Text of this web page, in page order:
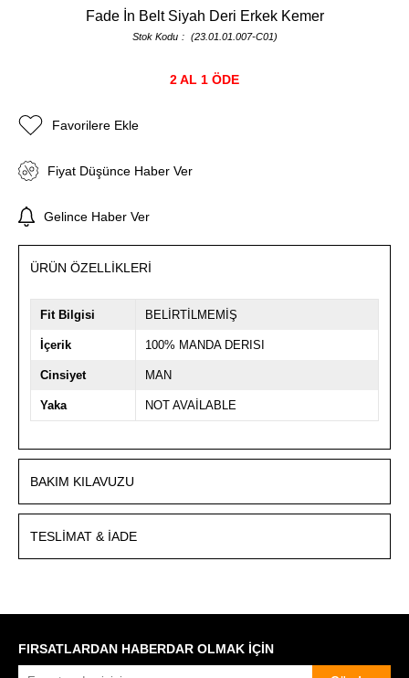
Fade İn Belt Siyah Deri Erkek Kemer
Stok Kodu (23.01.01.007-C01)
2 AL 1 ÖDE
Favorilere Ekle
Fiyat Düşünce Haber Ver
Gelince Haber Ver
ÜRÜN ÖZELLIKLERI
Fit Bilgisi BELİRTİLMEMİŞ
İçerik 100% MANDA DERISI
Cinsiyet MAN
Yaka NOT AVAİLABLE
BAKIM KILAVUZU
TESLIMAT & İADE
FIRSATLARDAN HABERDAR OLMAK İÇİN